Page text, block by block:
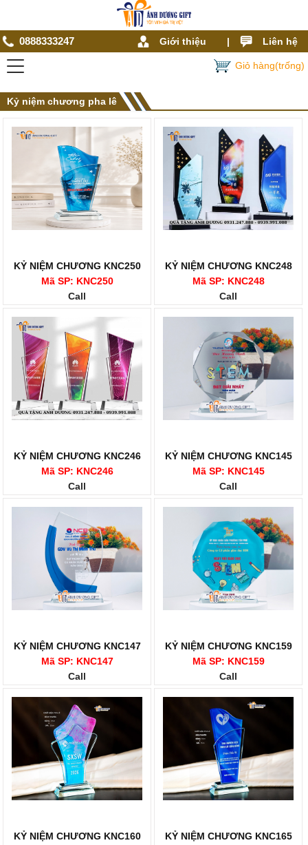
0888333247 Giới thiệu | Liên hệ
Giỏ hàng(trống)
Kỷ niệm chương pha lê
KỶ NIỆM CHƯƠNG KNC250
Mã SP: KNC250
Call
KỶ NIỆM CHƯƠNG KNC248
Mã SP: KNC248
Call
KỶ NIỆM CHƯƠNG KNC246
Mã SP: KNC246
Call
KỶ NIỆM CHƯƠNG KNC145
Mã SP: KNC145
Call
KỶ NIỆM CHƯƠNG KNC147
Mã SP: KNC147
Call
KỶ NIỆM CHƯƠNG KNC159
Mã SP: KNC159
Call
KỶ NIỆM CHƯƠNG KNC160
KỶ NIỆM CHƯƠNG KNC165